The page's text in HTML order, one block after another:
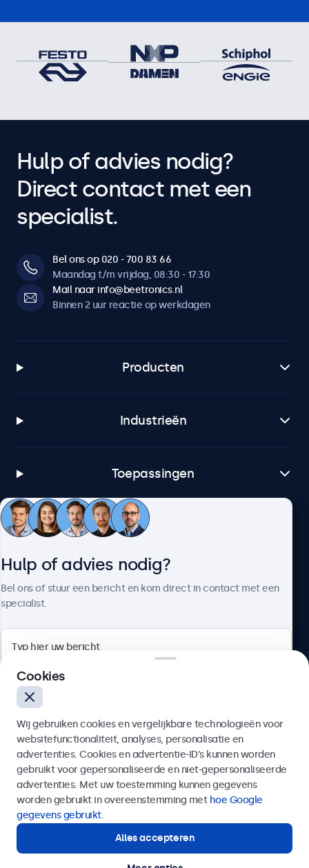
Hulp of advies nodig?
Direct contact met een
specialist.
Bel ons op 020 - 700 83 66
Maandag t/m vrijdag, 08:30 - 17:30
Mail naar info@beetronics.nl
Binnen 2 uur reactie op werkdagen
Producten
Industrieën
Toepassingen
Klantenservice
4.8/5 door 5000+ bedrijven
Nederlands
Hulp of advies nodig?
Bel ons of stuur een bericht en kom direct in contact met een
specialist.
Verzenden
Of bel ons op
Hulp of advies nodig?
Direct contact met een specialist.
Cookies
Wij gebruiken cookies en vergelijkbare technologieën voor
websitefunctionaliteit, analyses, personalisatie en
advertenties. Cookies en advertentie-ID’s kunnen worden
gebruikt voor gepersonaliseerde en niet-gepersonaliseerde
advertenties. Met uw toestemming kunnen gegevens
worden gebruikt in overeenstemming met hoe Google
gegevens gebruikt.
Alles accepteren